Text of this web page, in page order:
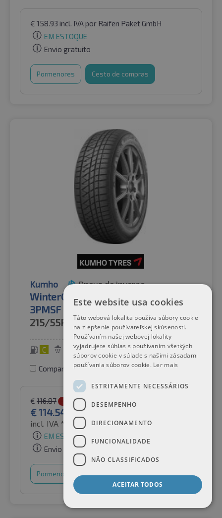
€ 158.93 incl. IVApor Raifen Paket GmbH
EM ESTOQUE
Envio gratuito
Pormenores Cesto de compras
Kumho Pneus de inverno
WinterCraft WS71 SUV XL BSW
3PMSF
215/55R18 99V
C 72 dB
Comparar pneus
€ 116.87 -2%
€114.54
incl. IVA * por Auto-Raifen GmbH
EM ESTOQUE
Envio gratuito
Pormenores Cesto de compras
Este website usa cookies
Táto webová lokalita používa súbory cookie
na zlepšenie používateľskej skúsenosti.
Používaním našej webovej lokality
vyjadrujete súhlas s používaním všetkých
súborov cookie v súlade s našimi zásadami
používania súborov cookie. Ler mais
ESTRITAMENTE NECESSÁRIOS
DESEMPENHO
DIRECIONAMENTO
FUNCIONALIDADE
NÃO CLASSIFICADOS
ACEITAR TODOS